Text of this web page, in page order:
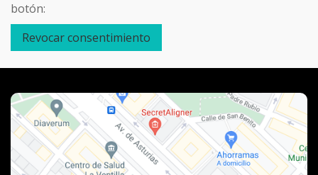
botón:
Revocar consentimiento